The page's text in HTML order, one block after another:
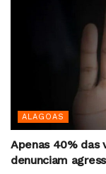
ALAGOAS
Apenas 40% das
denunciam